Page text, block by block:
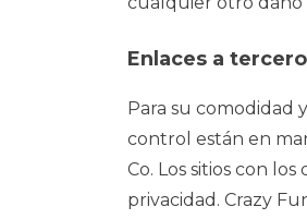
Enlaces a
Para su comodidad
control están en
Co. Los sitios con
privacidad. Crazy